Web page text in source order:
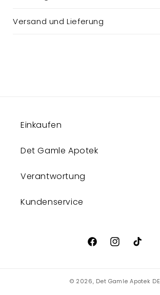
Versand und Lieferung
Einkaufen
Det Gamle Apotek
Verantwortung
Kundenservice
FacebookInstagram
TikTok
© 2026, Det Gamle Apotek DE